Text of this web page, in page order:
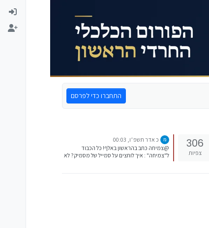
התחברו כדי לפרסם
306
צפיות
כ אדר תשפ״ו, 00:03
@צמיחה כתב בהראשון באלף! כל הכבוד
ל"צמיחה" : איך לוחצים על סמייל של מסמיק? לא